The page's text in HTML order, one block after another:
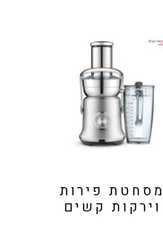
מסחטת פירות
וירקות קשים